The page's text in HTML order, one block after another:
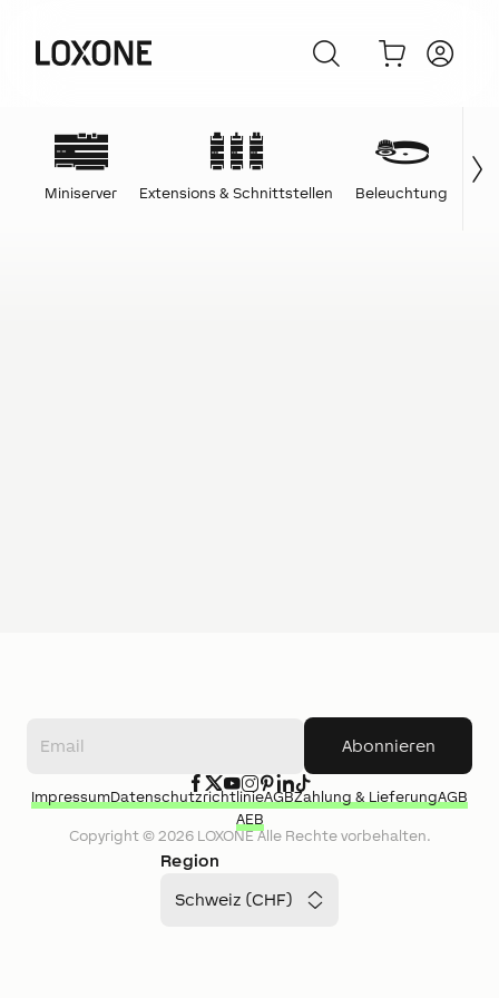
Miniserver Extensions & Schnittstellen Beleuchtung
Abonnieren
Region
Schweiz (CHF)
Copyright © 2026LOXONEAlle Rechte vorbehalten.
ImpressumDatenschutzrichtlinieAGBZahlung & LieferungAGB
AEB